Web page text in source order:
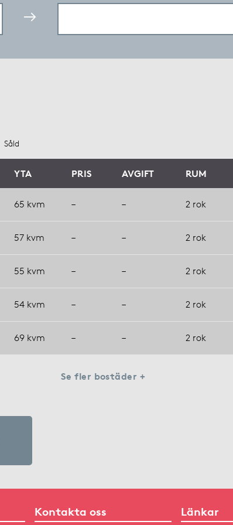
Såld
YTA PRIS AVGIFT RUM
65 kvm – – 2 rok
57 kvm – – 2 rok
55 kvm – – 2 rok
54 kvm – – 2 rok
69 kvm – – 2 rok
Se fler bostäder +
Kontakta oss Länkar